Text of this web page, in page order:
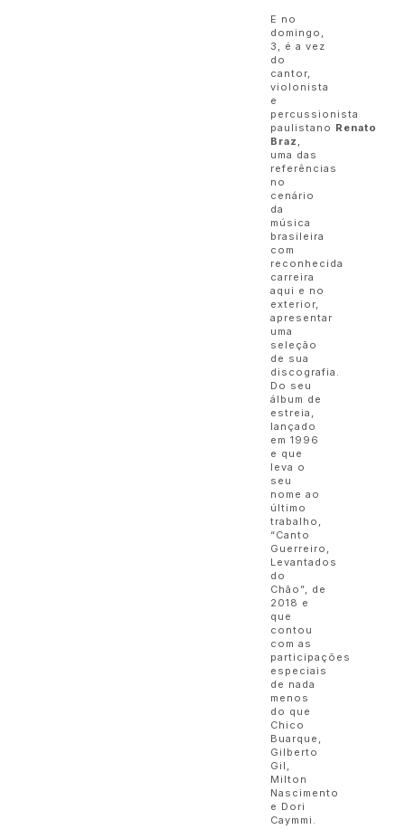
E no
domingo,
3, é a vez
do
cantor,
violonista
e
percussionista
paulistano Renato
Braz
uma das
referências
no
cenário
da
música
brasileira
com
reconhecida
carreira
aqui e no
exterior,
apresentar
uma
seleção
de sua
discografia.
Do seu
álbum de
estreia,
lançado
em 1996
e que
leva o
seu
nome ao
último
trabalho,
“Canto
Guerreiro,
Levantados
do
Chão”, de
2018 e
que
contou
com as
participações
especiais
de nada
menos
do que
Chico
Buarque,
Gilberto
Gil,
Milton
Nascimento
e Dori
Caymmi.